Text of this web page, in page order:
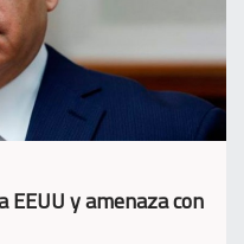
y amenaza con